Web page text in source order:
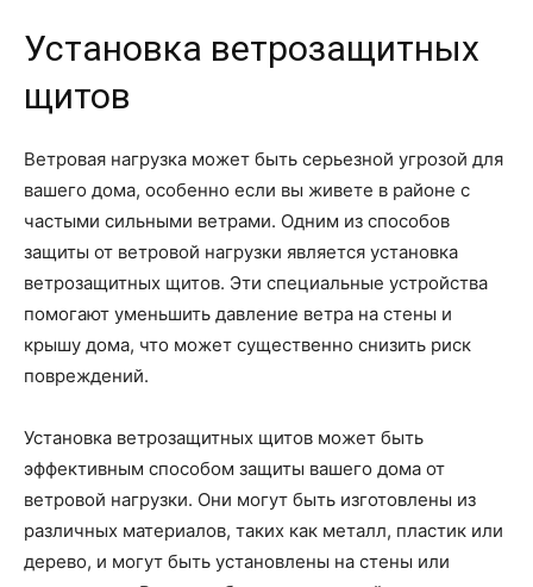
Установка ветрозащитных
щитов
Ветровая нагрузка может быть серьезной угрозой для
вашего дома, особенно если вы живете в районе с
частыми сильными ветрами. Одним из способов
защиты от ветровой нагрузки является установка
ветрозащитных щитов. Эти специальные устройства
помогают уменьшить давление ветра на стены и
крышу дома, что может существенно снизить риск
повреждений.
Установка ветрозащитных щитов может быть
эффективным способом защиты вашего дома от
ветровой нагрузки. Они могут быть изготовлены из
различных материалов, таких как металл, пластик или
дерево, и могут быть установлены на стены или